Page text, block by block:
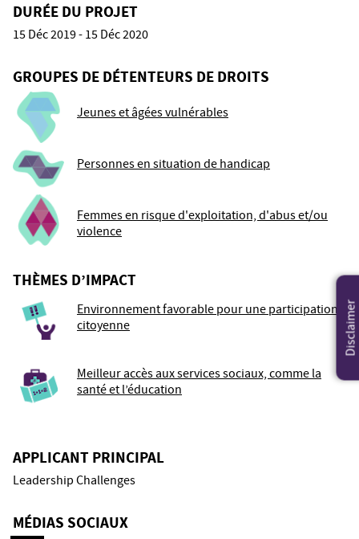
DURÉE DU PROJET
15 Déc 2019 - 15 Déc 2020
GROUPES DE DÉTENTEURS DE DROITS
Jeunes et âgées vulnérables
Personnes en situation de handicap
Femmes en risque d'exploitation, d'abus et/ou
violence
THÈMES D’IMPACT
Environnement favorable pour une participation
citoyenne
Meilleur accès aux services sociaux, comme la
santé et l’éducation
APPLICANT PRINCIPAL
Leadership Challenges
MÉDIAS SOCIAUX
Disclaimer